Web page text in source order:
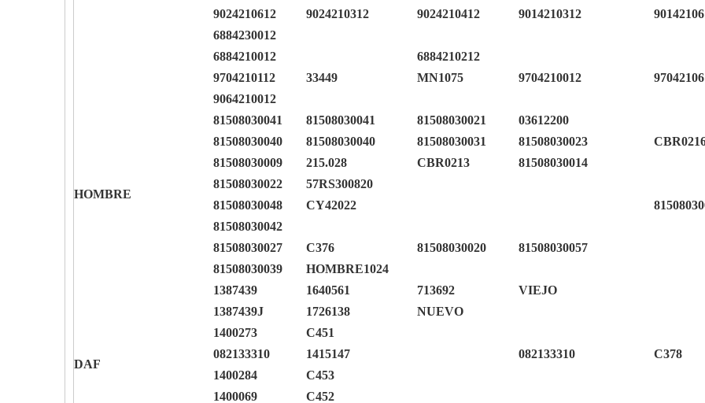
9024210612
9024210312 9024210412 9014210312
6884230012
6884210012
6884210212
9704210112
33449 MN1075 9704210012
9064210012
HOMBRE
81508030041 81508030041 81508030021
03612200
81508030040
81508030040 81508030031 81508030023
81508030009
215.028 CBR0213
81508030014
81508030022
57RS300820
81508030048
CY42022
81508030042
81508030027
C376 81508030020
81508030057
81508030039
HOMBRE1024
DAF
1387439 1640561 713692
VIEJO
1387439J
1726138
NUEVO
1400273
C451
082133310
1415147 082133310 C378
1400284
C453
1400069
C452